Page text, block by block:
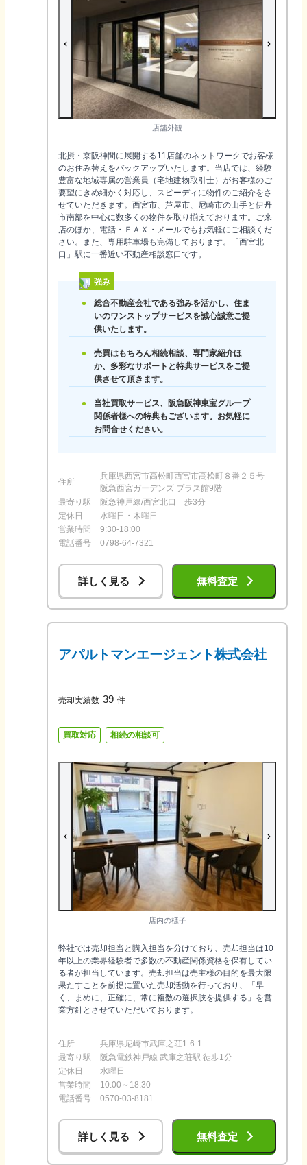
店舗外観
北摂・京阪神間に展開する11店舗のネットワークでお客様
のお住み替えをバックアップいたします。当店では、経験
豊富な地域専属の営業員（宅地建物取引士）がお客様のご
要望にきめ細かく対応し、スピーディに物件のご紹介をさ
せていただきます。西宮市、芦屋市、尼崎市の山手と伊丹
市南部を中心に数多くの物件を取り揃えております。ご来
店のほか、電話・ＦＡＸ・メールでもお気軽にご相談くだ
さい。また、専用駐車場も完備しております。「西宮北
口」駅に一番近い不動産相談窓口です。
強み
総合不動産会社である強みを活かし、住ま
いのワンストップサービスを誠心誠意ご提
供いたします。
売買はもちろん相続相談、専門家紹介ほ
か、多彩なサポートと特典サービスをご提
供させて頂きます。
当社買取サービス、阪急阪神東宝グループ
関係者様への特典もございます。お気軽に
お問合せください。
住所
兵庫県西宮市高松町西宮市高松町８番２５号
阪急西宮ガーデンズ プラス館9階
最寄り駅
阪急神戸線/西宮北口 歩3分
定休日
水曜日・木曜日
営業時間
9:30-18:00
電話番号
0798-64-7321
詳しく見る 無料査定
アパルトマンエージェント株式会社
売却実績数 39 件
買取対応 相続の相談可
店内の様子
弊社では売却担当と購入担当を分けており、売却担当は10
年以上の業界経験者で多数の不動産関係資格を保有してい
る者が担当しています。売却担当は売主様の目的を最大限
果たすことを前提に置いた売却活動を行っており、「早
く、まめに、正確に、常に複数の選択肢を提供する」を営
業方針とさせていただいております。
住所
兵庫県尼崎市武庫之荘1-6-1
最寄り駅
阪急電鉄神戸線 武庫之荘駅 徒歩1分
定休日
水曜日
営業時間
10:00～18:30
電話番号
0570-03-8181
詳しく見る 無料査定